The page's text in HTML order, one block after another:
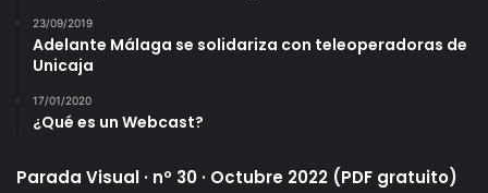
23/09/2019
Adelante Málaga se solidariza con teleoperadoras de
Unicaja
17/01/2020
¿Qué es un Webcast?
Parada Visual · nº 30 · Octubre 2022 (PDF gratuito)